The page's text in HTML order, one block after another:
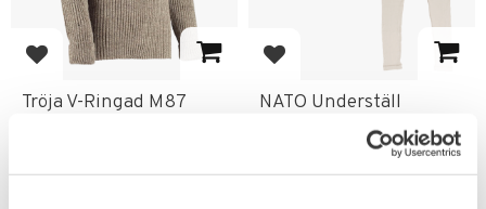
Lägg till i favoriter
Tröja V-Ringad M87
Lägg till i favoriter
NATO Underställ
Håller värmen & transporterar